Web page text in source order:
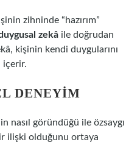
zihninde “hazırım”
zekâ ile doğrudan
kişinin kendi duygularını
içerir.
DENEYIM
nasıl göründüğü ile özsaygı
ilişki olduğunu ortaya